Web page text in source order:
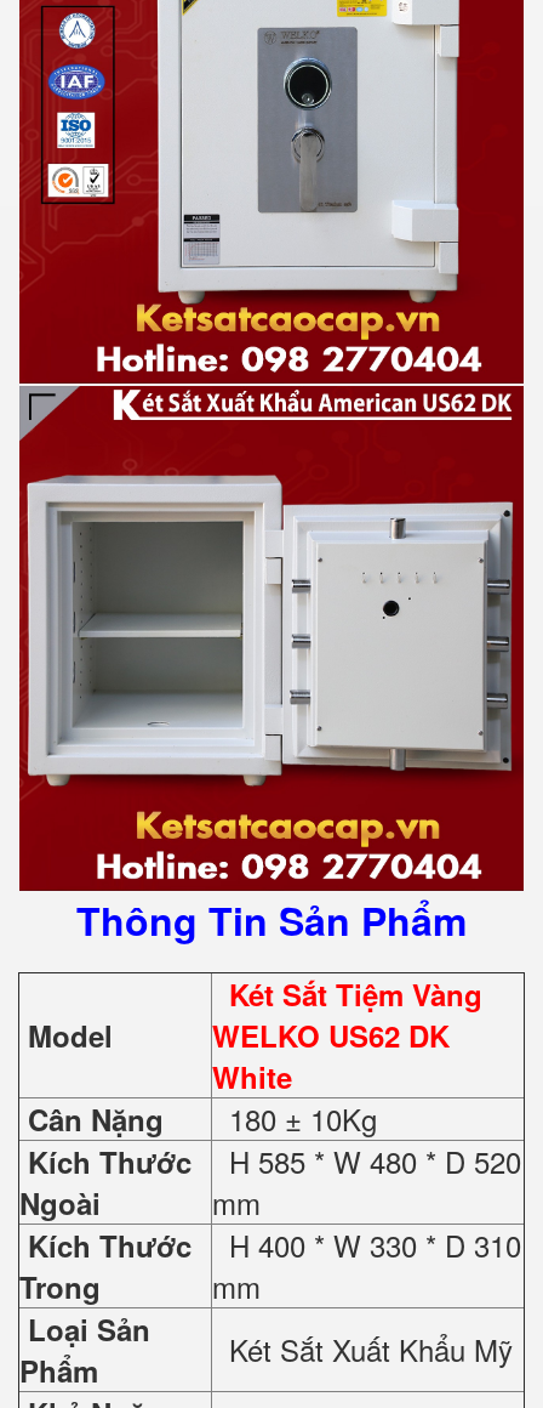
Thông Tin Sản Phẩm
Model
Két Sắt Tiệm Vàng
WELKO US62 DK
White
Cân Nặng
180 ± 10Kg
Kích Thước
Ngoài
H 585 * W 480 * D 520
mm
Kích Thước
Trong
H 400 * W 330 * D 310
mm
Loại Sản
Phẩm
Két Sắt Xuất Khẩu Mỹ